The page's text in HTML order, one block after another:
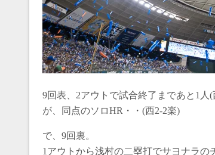
9回表、2アウトで試合終了まであと1人(
が、同点のソロHR・・(西2-2楽)
で、9回裏。
1アウトから浅村の二塁打でサヨナラの